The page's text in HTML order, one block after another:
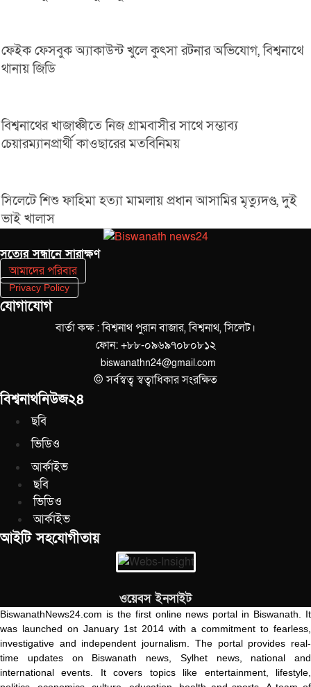
ফেইক ফেসবুক অ্যাকাউন্ট খুলে কুৎসা রটনার অভিযোগ, বিশ্বনাথে
থানায় জিডি
বিশ্বনাথের খাজাঞ্চীতে নিজ গ্রামবাসীর সাথে সম্ভাব্য
চেয়ারম্যানপ্রার্থী কাওছারের মতবিনিময়
সিলেটে শিশু ফাহিমা হত্যা মামলায় প্রধান আসামির মৃত্যুদণ্ড, দুই
ভাই খালাস
সত‌্যের সন্ধানে সারাক্ষণ
আমাদের পরিবার
Privacy Policy
যোগাযোগ
বার্তা কক্ষ : বিশ্বনাথ পুরান বাজার, বিশ্বনাথ, সিলেট।
ফোন: +৮৮-০৯৬৯৭০৮০৮১২
biswanathn24@gmail.com
© সর্বস্বত্ব স্বত্বাধিকার সংরক্ষিত
বিশ্বনাথনিউজ২৪
ছবি
ভিডিও
আর্কাইভ
ছবি
ভিডিও
আর্কাইভ
আইটি সহযোগীতায়
ওয়েবস ইনসাইট
BiswanathNews24.com is the first online news portal in Biswanath. It
was launched on January 1st 2014 with a commitment to fearless,
investigative and independent journalism. The portal provides real-
time updates on Biswanath news, Sylhet news, national and
international events. It covers topics like entertainment, lifestyle,